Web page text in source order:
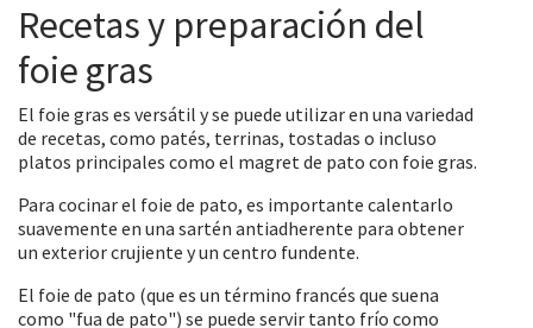
Recetas y preparación del
foie gras
El foie gras es versátil y se puede utilizar en una variedad
de recetas, como patés, terrinas, tostadas o incluso
platos principales como el magret de pato con foie gras.
Para cocinar el foie de pato, es importante calentarlo
suavemente en una sartén antiadherente para obtener
un exterior crujiente y un centro fundente.
El foie de pato (que es un término francés que suena
como "fua de pato") se puede servir tanto frío como